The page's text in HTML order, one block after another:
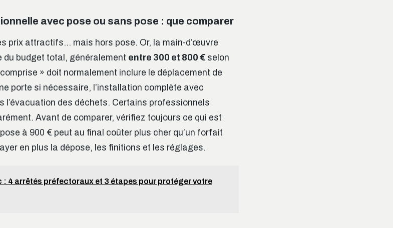
avec pose ou sans pose : que comparer
prix attractifs… mais hors pose. Or, la main-d’œuvre
du budget total, généralement entre 300 et 800 € selon
» doit normalement inclure le déplacement de
porte si nécessaire, l’installation complète avec
l’évacuation des déchets. Certains professionnels
Avant de comparer, vérifiez toujours ce qui est
à 900 € peut au final coûter plus cher qu’un forfait
en plus la dépose, les finitions et les réglages.
: 4 arrêtés préfectoraux et 3 étapes pour protéger votre